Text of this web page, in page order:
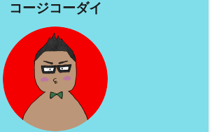
コージコーダイ